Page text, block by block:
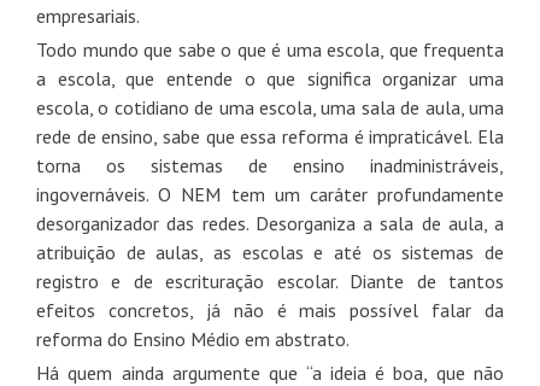
empresariais.
Todo mundo que sabe o que é uma escola, que frequenta
a escola, que entende o que significa organizar uma
escola, o cotidiano de uma escola, uma sala de aula, uma
rede de ensino, sabe que essa reforma é impraticável. Ela
torna os sistemas de ensino inadministráveis,
ingovernáveis. O NEM tem um caráter profundamente
desorganizador das redes. Desorganiza a sala de aula, a
atribuição de aulas, as escolas e até os sistemas de
registro e de escrituração escolar. Diante de tantos
efeitos concretos, já não é mais possível falar da
reforma do Ensino Médio em abstrato.
Há quem ainda argumente que “a ideia é boa, que não